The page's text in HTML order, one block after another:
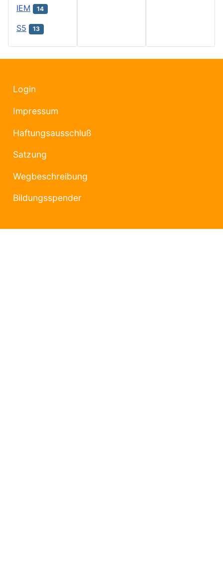
IEM 14
S5 13
Login
Impressum
Haftungsausschluß
Satzung
Wegbeschreibung
Bildungsspender